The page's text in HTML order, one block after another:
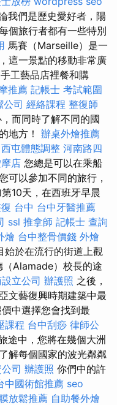
我們是歷史愛好者，陽
個旅行者都有一些特別
馬賽（Marseille）是一
這一景點的移動非常廣
工藝品店裡餐和購
推薦 記帳士 考試範圍
公司 經絡課程 整復師
而同時了解不同的國
地方！ 辦桌外燴推薦
西屯體態調整 河南路四
店 您總是可以在乘船
可以參加不同的旅行，
10天，在西班牙早晨
台中 台中牙醫推薦
ssl 推拿師 記帳士 查詢
燴 台中整骨價錢 外燴
始於在流行的街道上觀
Alamade）校長的途
立公司 辦護照 之後，
文藝復興時期建築中最
中選擇您會找到最
課程 台中刮痧 律師公
途中，您將在幾個大洲
解每個國家的波光粼粼
司 辦護照 你們中的許
中國術館推薦 seo
放鬆推薦 自助餐外燴